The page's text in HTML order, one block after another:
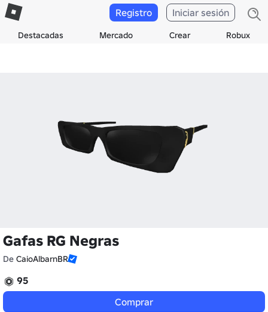
Destacadas Mercado Crear Robux
Registro Iniciar sesión
Gafas RG Negras
De CaioAlbarnBR
95
Comprar